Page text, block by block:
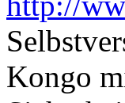
Kongo